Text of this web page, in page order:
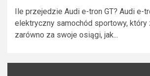
Ile przejedzie Audi e-tron GT? Audi e-
elektryczny samochód sportowy, który
zarówno za swoje osiągi, jak...